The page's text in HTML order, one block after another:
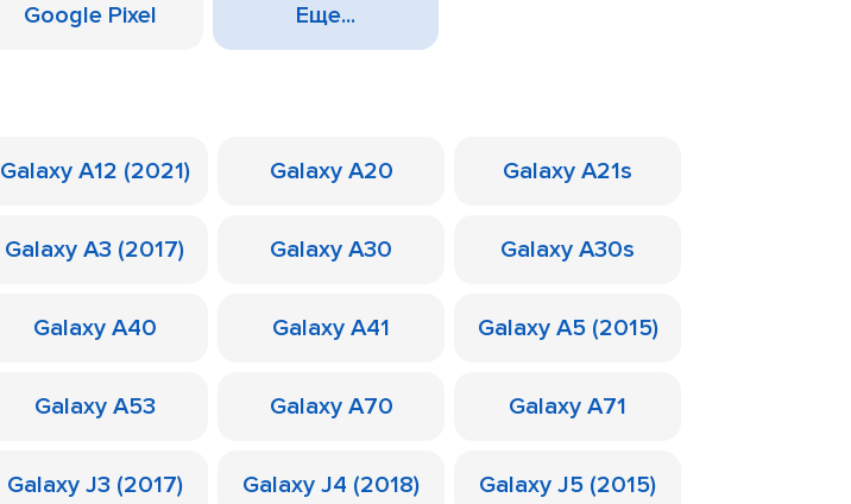
Google Pixel Еще...
Galaxy A12 (2021) Galaxy A20 Galaxy A21s
Galaxy A3 (2017) Galaxy A30 Galaxy A30s
Galaxy A40 Galaxy A41 Galaxy A5 (2015)
Galaxy A53 Galaxy A70 Galaxy A71
Galaxy J3 (2017) Galaxy J4 (2018) Galaxy J5 (2015)